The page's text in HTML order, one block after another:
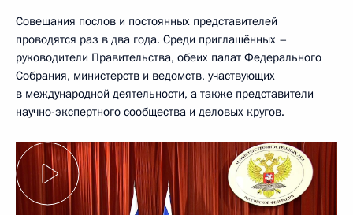
Совещания послов и постоянных представителей
проводятся раз в два года. Среди приглашённых –
руководители Правительства, обеих палат Федерального
Собрания, министерств и ведомств, участвующих
в международной деятельности, а также представители
научно-экспертного сообщества и деловых кругов.